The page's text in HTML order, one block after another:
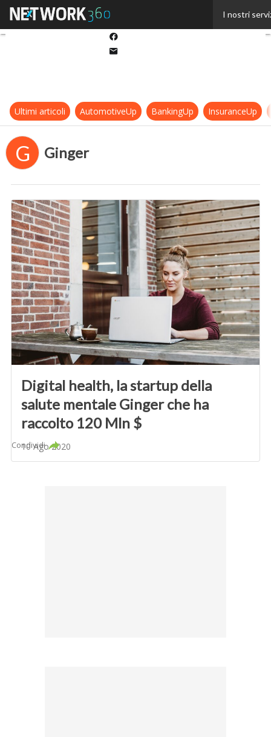
I nostri
Ultimi articoli AutomotiveUp BankingUp InsuranceUp
G Ginger
Digital health, la startup della
salute mentale Ginger che ha
raccolto 120 Mln $
10 Ago 2020
Condividi